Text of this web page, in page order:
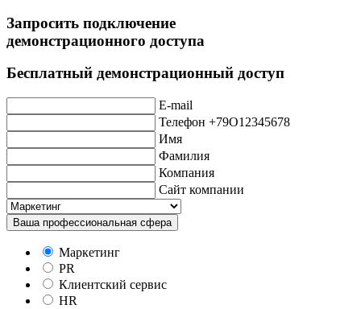
Запросить подключение
демонстрационного доступа
Бесплатный демонстрационный доступ
E-mail
Телефон +79O12345678
Имя
Фамилия
Компания
Сайт компании
Ваша профессиональная сфера
Маркетинг
PR
Клиентский сервис
HR